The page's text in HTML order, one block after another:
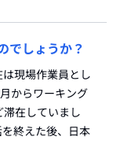
でしょうか？
現場作業員とし
からワーキング
在していまし
終えた後、日本